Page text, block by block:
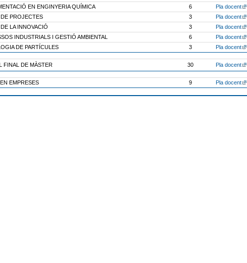
EN ENGINYERIA QUÍMICA 6 Pla docent
PROJECTES 3 Pla docent
LA INNOVACIÓ 3 Pla docent
INDUSTRIALS I GESTIÓ AMBIENTAL 6 Pla docent
DE PARTÍCULES 3 Pla docent
FINAL DE MÀSTER 30 Pla docent
EMPRESES 9 Pla docent